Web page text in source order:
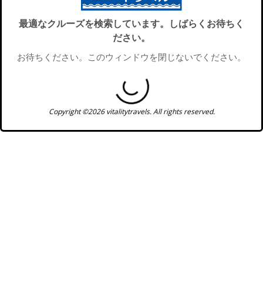
最適なクルーズを検索しています。しばらくお待ちく
ださい。
お待ちください。このウィンドウを閉じないでください。
Copyright ©2026 vitalitytravels. All rights reserved.